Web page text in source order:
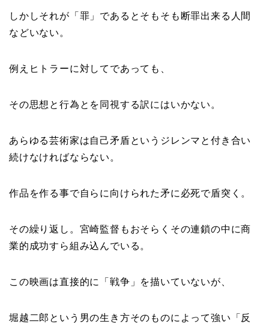
しかしそれが「罪」であるとそもそも断罪出来る人間
などいない。
例えヒトラーに対してであっても、
その思想と行為とを同視する訳にはいかない。
あらゆる芸術家は自己矛盾というジレンマと付き合い
続けなければならない。
作品を作る事で自らに向けられた矛に必死で盾突く。
その繰り返し。宮崎監督もおそらくその連鎖の中に商
業的成功すら組み込んでいる。
この映画は直接的に「戦争」を描いていないが、
堀越二郎という男の生き方そのものによって強い「反